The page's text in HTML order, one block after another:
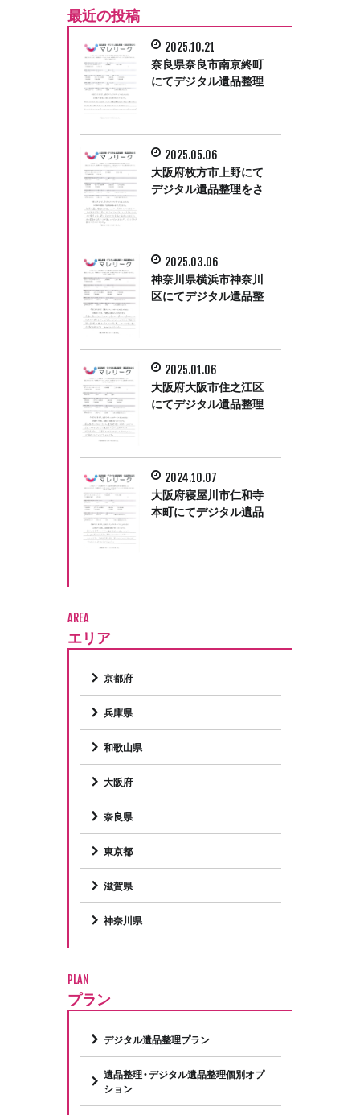
最近の投稿
2025.10.21
奈良県奈良市南京終町
にてデジタル遺品整理
2025.05.06
大阪府枚方市上野にて
デジタル遺品整理をさ
2025.03.06
神奈川県横浜市神奈川
区にてデジタル遺品整
2025.01.06
大阪府大阪市住之江区
にてデジタル遺品整理
2024.10.07
大阪府寝屋川市仁和寺
本町にてデジタル遺品
AREA
エリア
京都府
兵庫県
和歌山県
大阪府
奈良県
東京都
滋賀県
神奈川県
PLAN
プラン
デジタル遺品整理プラン
遺品整理・デジタル遺品整理個別オプ
ション